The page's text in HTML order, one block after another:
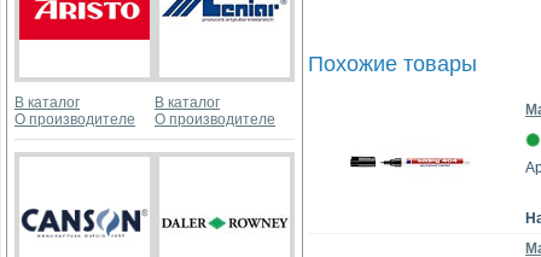
В каталог
О производителе
В каталог
О производителе
Похожие товары